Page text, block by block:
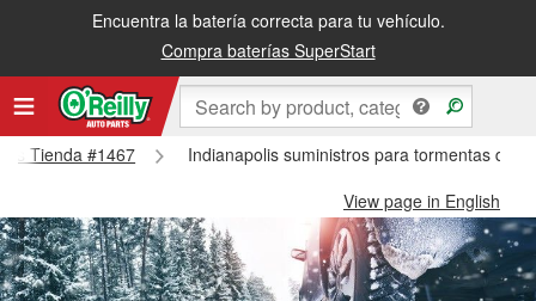
Encuentra la batería correcta para tu vehículo.
Compra baterías SuperStart
Tienda #1467
Indianapolis suministros para tormentas de
View page in English